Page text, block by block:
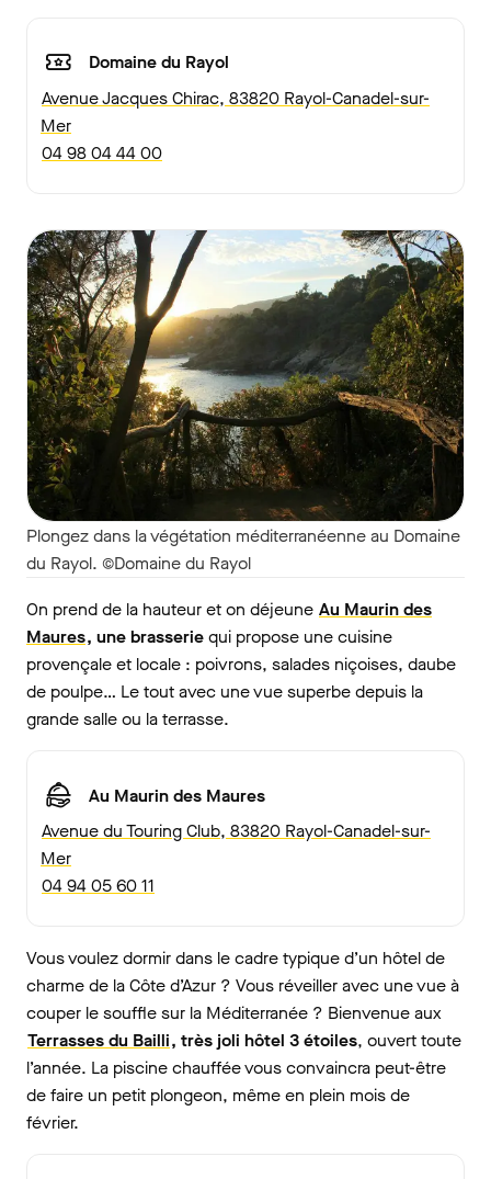
Domaine du Rayol
Avenue Jacques Chirac, 83820 Rayol-Canadel-sur-
Mer
04 98 04 44 00
Plongez dans la végétation méditerranéenne au Domaine
du Rayol. ©Domaine du Rayol
On prend de la hauteur et on déjeune Au Maurin des
Maures, une brasseriequi propose une cuisine
provençale et locale : poivrons, salades niçoises, daube
de poulpe… Le tout avec une vue superbe depuis la
grande salle ou la terrasse.
Au Maurin des Maures
Avenue du Touring Club, 83820 Rayol-Canadel-sur-
Mer
04 94 05 60 11
Vous voulez dormir dans le cadre typique d’un hôtel de
charme de la Côte d’Azur ? Vous réveiller avec une vue à
couper le souffle sur la Méditerranée ? Bienvenue aux
Terrasses du Bailli, très joli hôtel 3 étoiles, ouvert toute
l’année. La piscine chauffée vous convaincra peut-être
de faire un petit plongeon, même en plein mois de
février.